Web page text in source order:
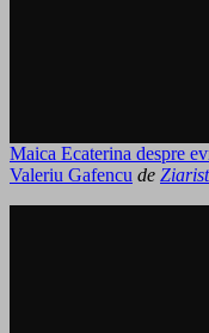
Maica Ecaterina despre
Valeriu Gafencu de